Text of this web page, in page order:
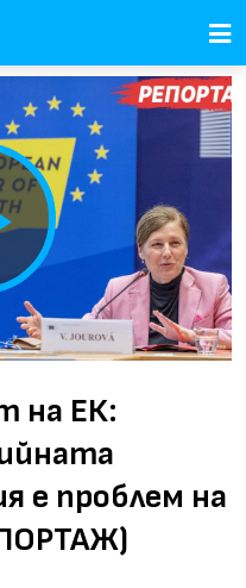
на ЕК:
е проблем на